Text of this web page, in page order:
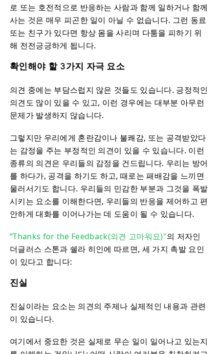
로 또는 호전적으로 반응하는 사람과 함께 일하거나 함께
사는 것은 매우 피곤한 일이 아닐 수 없습니다. 그런 동료
또는 친구가 있다면 항상 몸을 사리며 다툼을 피하기 위
해 전전긍긍하게 됩니다.
확인해야 할 3가지 자극 요소
의견 중에는 부담스럽지 않은 것들도 있습니다. 긍정적인
의견도 많이 있을 수 있고, 이런 경우에는 대부분 아무런
문제가 발생하지 않습니다.
그렇지만 우리에게 혼란감이나 불쾌감, 또는 공격받았다
는 감정을 주는 부정적인 의견이 있을 수 있습니다. 이런
종류의 의견은 우리들의 감정을 건드립니다. 우리는 방어
를 하다가, 공격을 하기도 하고, 때로는 패배감을 느끼면
물러서기도 합니다. 우리들의 민감한 부분과 그것을 폭발
시키는 요소를 이해한다면, 우리들의 반응을 제어하고 편
안하게 대화를 이어나가는 데 도움이 될 수 있습니다.
“Thanks for the Feedback(의견 고마워요)"의 저자인
더글러스 스톤과 쉘라 히인에 따르면, 세 가지 촉발 요인
이 있다고 합니다:
진실
진실이라는 요소는 의견의 주제나 실제적인 내용과 관련
이 있습니다.
여기에서 중요한 것은 실제로 무슨 일이 일어나고 있는지